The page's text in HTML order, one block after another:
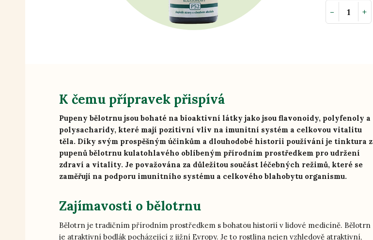
- +
K čemu přípravek přispívá
Pupeny bělotrnu jsou bohaté na bioaktivní látky jako jsou flavonoidy, polyfenoly a
polysacharidy, které mají pozitivní vliv na imunitní systém a celkovou vitalitu
těla. Díky svým prospěšným účinkům a dlouhodobé historii používání je tinktura z
pupenů bělotrnu kulatohlavého oblíbeným přírodním prostředkem pro udržení
zdraví a vitality. Je považována za důležitou součást léčebných režimů, které se
zaměřují na podporu imunitního systému a celkového blahobytu organismu.
Zajímavosti o bělotrnu
Bělotrn je tradičním přírodním prostředkem s bohatou historií v lidové medicíně. Bělotrn
je atraktivní bodlák pocházející z jižní Evropy. Je to rostlina nejen vzhledově atraktivní,